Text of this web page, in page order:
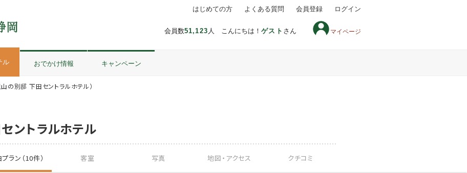
会員数51,123 人 こんにちは！ゲスト さん マイページ
はじめての方 よくある質問 会員登録 ログイン
ル おでかけ情報 キャンペーン
の別邸 下田セントラルホテル）
ントラルホテル
ラン（10件） 客室 写真 地図・ アクセス クチコミ